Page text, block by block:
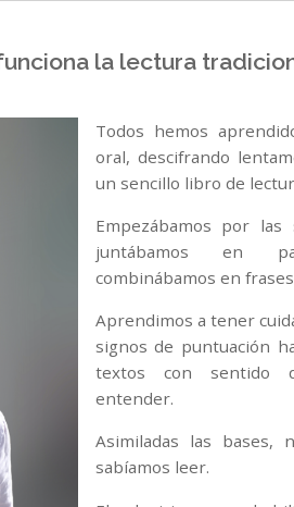
la lectura
Todos hemos
oral, descifrando
un sencillo libro de
Empezábamos por las
juntábamos en
combinábamos en
Aprendimos a tener
signos de puntuación
textos con sentido
entender.
Asimiladas las bases,
sabíamos leer.